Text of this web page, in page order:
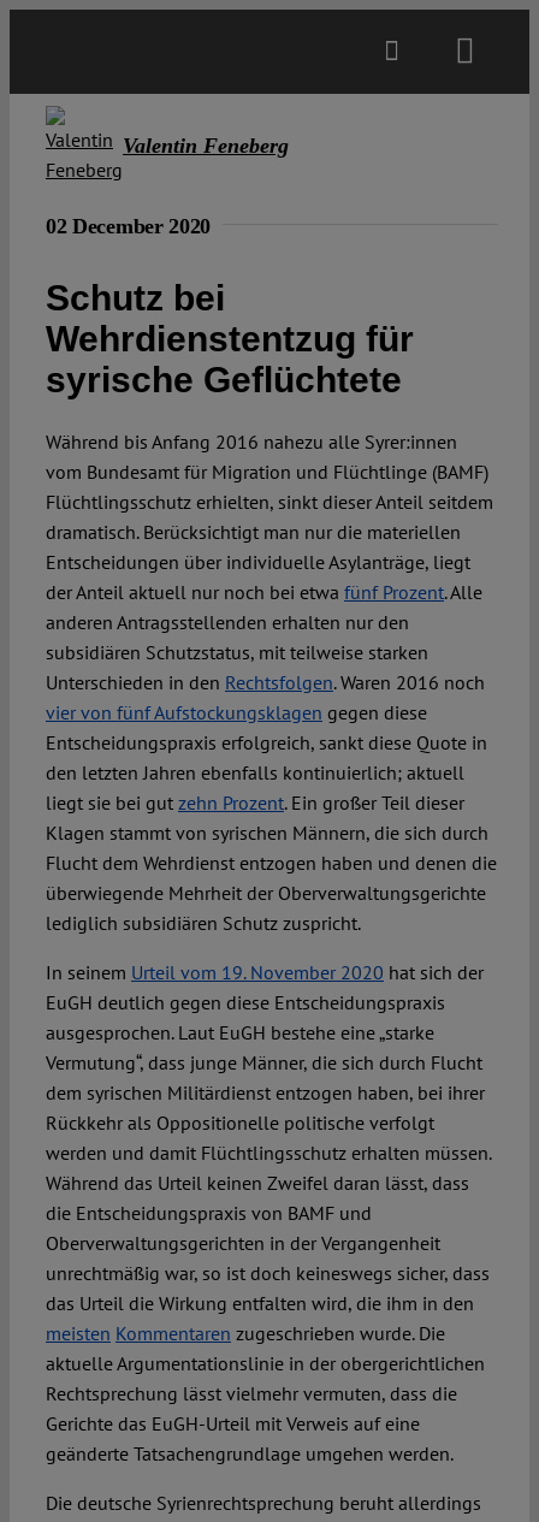
Open Access
Authors
Valentin Feneberg
02 December 2020
Schutz bei
Wehrdienstentzug für
syrische Geflüchtete
Während bis Anfang 2016 nahezu alle Syrer:innen
vom Bundesamt für Migration und Flüchtlinge (BAMF)
Flüchtlingsschutz erhielten, sinkt dieser Anteil seitdem
dramatisch. Berücksichtigt man nur die materiellen
Entscheidungen über individuelle Asylanträge, liegt
der Anteil aktuell nur noch bei etwa fünf Prozent. Alle
anderen Antragsstellenden erhalten nur den
subsidiären Schutzstatus, mit teilweise starken
Unterschieden in den Rechtsfolgen. Waren 2016 noch
vier von fünf Aufstockungsklagen gegen diese
Entscheidungspraxis erfolgreich, sankt diese Quote in
den letzten Jahren ebenfalls kontinuierlich; aktuell
liegt sie bei gut zehn Prozent. Ein großer Teil dieser
Klagen stammt von syrischen Männern, die sich durch
Flucht dem Wehrdienst entzogen haben und denen die
überwiegende Mehrheit der Oberverwaltungsgerichte
lediglich subsidiären Schutz zuspricht.
In seinem Urteil vom 19. November 2020 hat sich der
EuGH deutlich gegen diese Entscheidungspraxis
ausgesprochen. Laut EuGH bestehe eine „starke
Vermutung“, dass junge Männer, die sich durch Flucht
dem syrischen Militärdienst entzogen haben, bei ihrer
Rückkehr als Oppositionelle politische verfolgt
werden und damit Flüchtlingsschutz erhalten müssen.
Während das Urteil keinen Zweifel daran lässt, dass
die Entscheidungspraxis von BAMF und
Oberverwaltungsgerichten in der Vergangenheit
unrechtmäßig war, so ist doch keineswegs sicher, dass
das Urteil die Wirkung entfalten wird, die ihm in den
meisten Kommentaren zugeschrieben wurde. Die
aktuelle Argumentationslinie in der obergerichtlichen
Rechtsprechung lässt vielmehr vermuten, dass die
Gerichte das EuGH-Urteil mit Verweis auf eine
geänderte Tatsachengrundlage umgehen werden.
Die deutsche Syrienrechtsprechung beruht allerdings